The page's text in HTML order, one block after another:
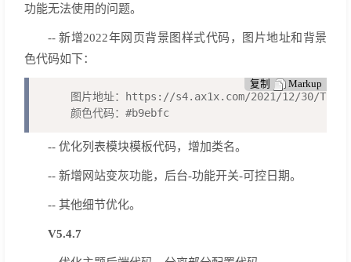
功能无法使用的问题。
-- 新增2022年网页背景图样式代码，图片地址和背景
色代码如下：
Markup
复制
图片地址：https://s4.ax1x.com/2021/12/30/
颜色代码：#b9ebfc
-- 优化列表模块模板代码，增加类名。
-- 新增网站变灰功能，后台-功能开关-可控日期。
-- 其他细节优化。
V5.4.7